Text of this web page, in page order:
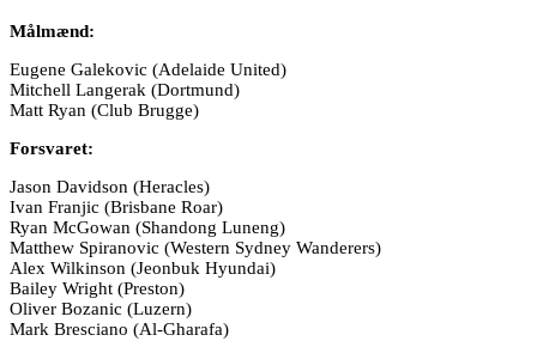
Målmænd:
Eugene Galekovic (Adelaide United)
Mitchell Langerak (Dortmund)
Matt Ryan (Club Brugge)
Forsvaret:
Jason Davidson (Heracles)
Ivan Franjic (Brisbane Roar)
Ryan McGowan (Shandong Luneng)
Matthew Spiranovic (Western Sydney Wanderers)
Alex Wilkinson (Jeonbuk Hyundai)
Bailey Wright (Preston)
Oliver Bozanic (Luzern)
Mark Bresciano (Al-Gharafa)